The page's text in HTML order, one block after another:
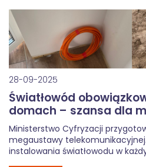
28-09-2025
Światłowód
domach – szansa dla
okolic
Ministerstwo Cyfryzacji
megaustawy
instalowania światłowodu w